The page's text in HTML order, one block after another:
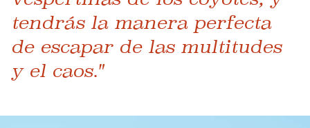
tendrás la manera perfecta
de escapar de las multitudes
y el caos."